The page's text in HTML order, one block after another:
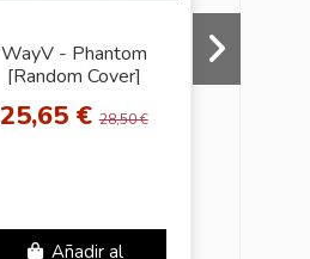
WayV - Phantom
[Random Cover]
25,65 €28,50 €
Añadir al